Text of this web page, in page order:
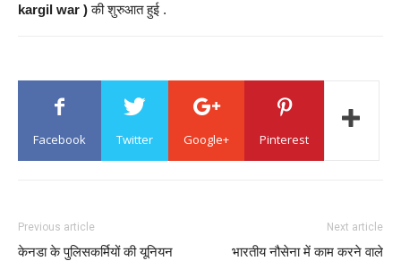
kargil war )की शुरुआत हुई .
Facebook Twitter Google+ Pinterest
Previous article
केनडा के पुलिसकर्मियों की यूनियन
Next article
भारतीय नौसेना में काम करने वाले